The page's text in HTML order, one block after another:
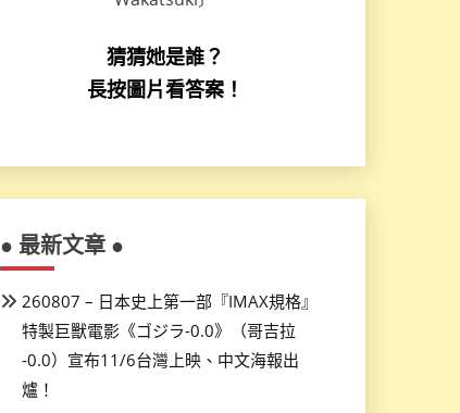
猜猜她是誰？
長按圖片看答案！
● 最新文章 ●
260807 – 日本史上第一部『IMAX規格』
特製巨獸電影《ゴジラ-0.0》（哥吉拉
-0.0）宣布11/6台灣上映、中文海報出
爐！